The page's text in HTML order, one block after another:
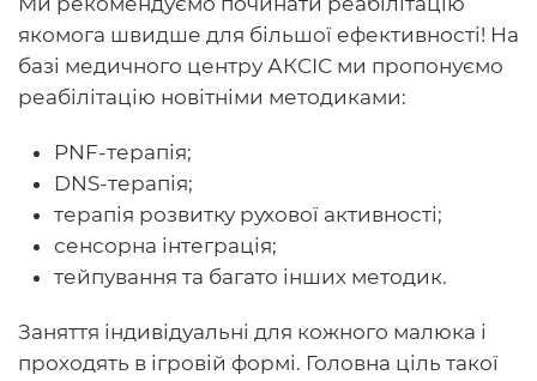
якомога швидше для більшої ефективності! На
базі медичного центру АКСІС ми пропонуємо
реабілітацію новітніми методиками:
PNF-терапія;
DNS-терапія;
терапія розвитку рухової активності;
сенсорна інтеграція;
тейпування та багато інших методик.
Заняття індивідуальні для кожного малюка і
проходять в ігровій формі. Головна ціль такої